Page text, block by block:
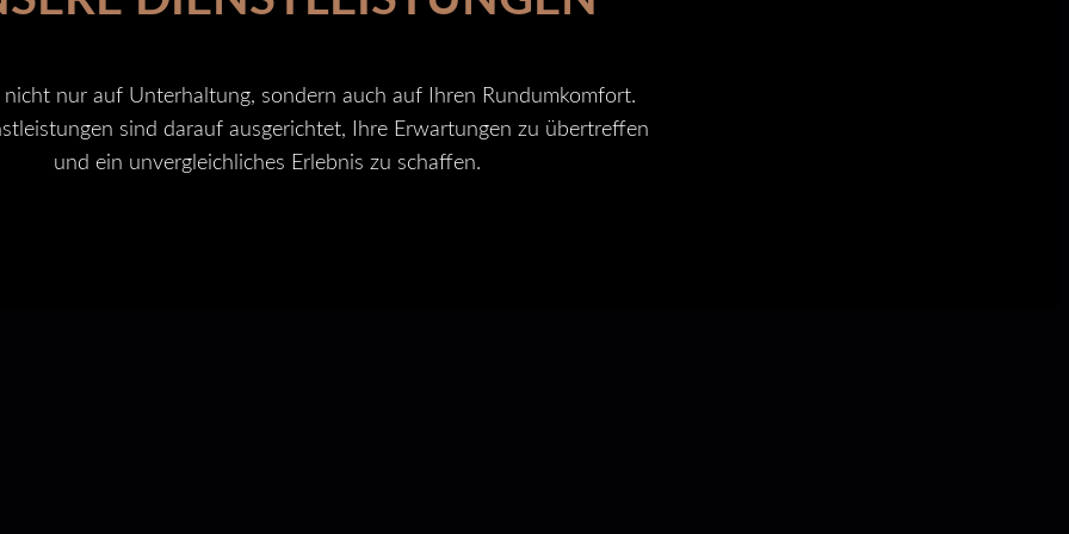
nur auf Unterhaltung, sondern auch auf Ihren Rundumkomfort.
sind darauf ausgerichtet, Ihre Erwartungen zu übertreffen
und ein unvergleichliches Erlebnis zu schaffen.